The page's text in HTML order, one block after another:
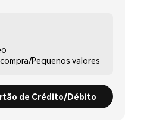
Pequenos valores
de Crédito/Débito